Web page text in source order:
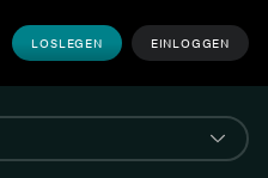
LOSLEGEN EINLOGGEN